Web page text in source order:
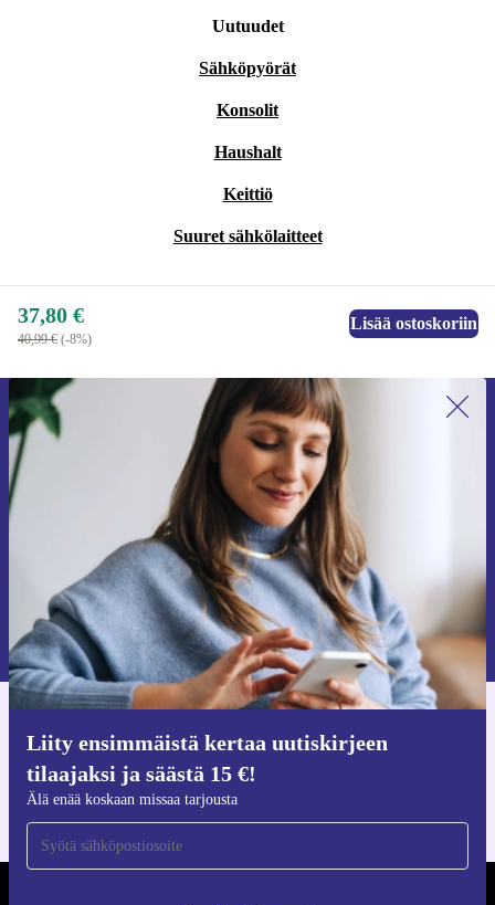
Uutuudet
Sähköpyörät
Konsolit
Haushalt
Keittiö
Suuret sähkölaitteet
37,80 €
40,99 € (-8%)
Lisää ostoskoriin
Liity ensimmäistä kertaa uutiskirjeen
tilaajaksi ja säästä 15 €!
Älä enää koskaan missaa tarjousta
Liity ensimmäistä kertaa uutiskirjeen
tilaajaksi ja säästä 15 €!
Älä missaa enää yhtäkään tarjousta.
Pyydä etukuponki
Lisätietoja henkilötietojen käytöstä löydättietosuojaselosteestamme.
iOS:lle ja Androidille